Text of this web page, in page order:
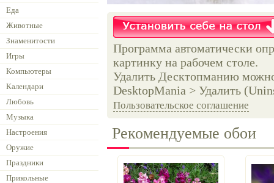
Еда
Животные
Знаменитости
Игры
Компьютеры
Календари
Любовь
Музыка
Настроения
Оружие
Праздники
Прикольные
Программа автоматически
картинку на рабочем столе.
Удалить Десктопманию
DesktopMania > Удалить
Пользовательское соглашение
Рекомендуемые обои